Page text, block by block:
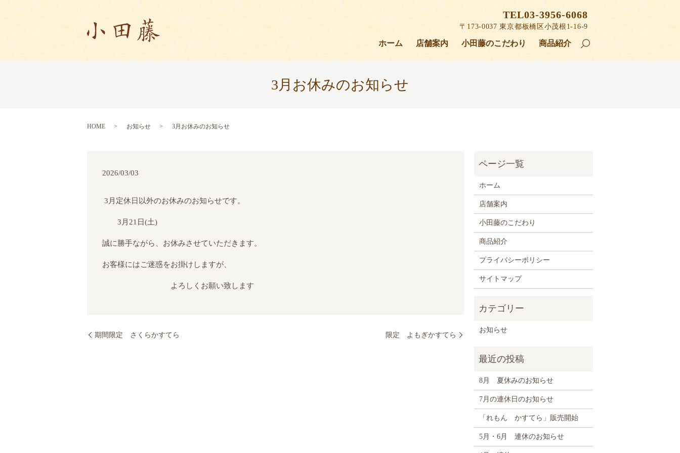
ホーム 店舗案内 小田藤のこだわり 商品紹介 search
TEL03-3956-6068
〒173-0037 東京都板橋区小茂根1-16-9
3月お休みのお知らせ
HOME お知らせ 3月お休みのお知らせ
2026/03/03
3月定休日以外のお休みのお知らせです。
3月21日(土)
誠に勝手ながら、お休みさせていただきます。
お客様にはご迷惑をお掛けしますが、
よろしくお願い致します
期間限定 さくらかすてら 限定 よもぎかすてら
ホーム
店舗案内
小田藤のこだわり
商品紹介
プライバシーポリシー
サイトマップ
お知らせ
8月 夏休みのお知らせ
7月の連休日のお知らせ
「れもん かすてら」販売開始
5月・6月 連休のお知らせ